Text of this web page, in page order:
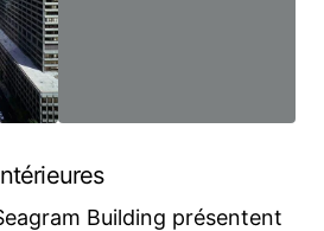
Building présentent